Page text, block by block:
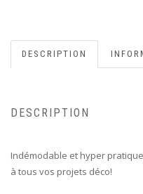
DESCRIPTION
DESCRIPTION
Indémodable et hyper
à tous vos projets déco!